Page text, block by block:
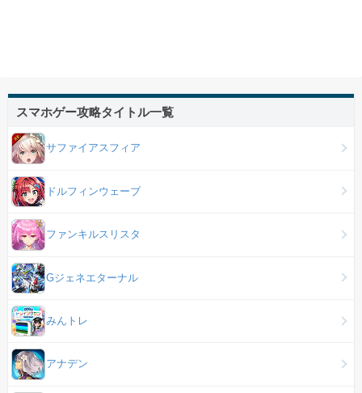
スマホゲー攻略タイトル一覧
サファイアスフィア
ドルフィンウェーブ
ファンキルスリスタ
Gジェネエターナル
みんトレ
アナデン